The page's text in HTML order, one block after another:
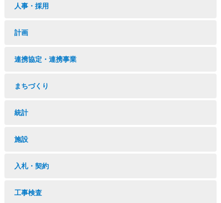
人事・採用
計画
連携協定・連携事業
まちづくり
統計
施設
入札・契約
工事検査